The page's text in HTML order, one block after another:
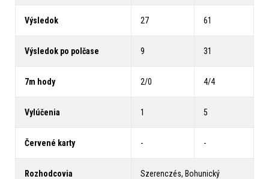
Výsledok 27 61
Výsledok po polčase 9 31
7m hody 2/0 4/4
Vylúčenia 1 5
Červené karty - -
Rozhodcovia Szerenczés, Bohunický